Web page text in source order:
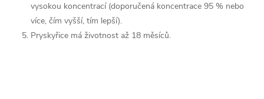
vysokou koncentrací (doporučená koncentrace 95 % nebo
více, čím vyšší, tím lepší).
Pryskyřice má životnost až 18 měsíců.